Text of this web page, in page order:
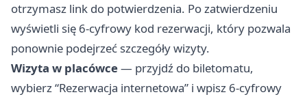
otrzymasz link do potwierdzenia. Po zatwierdzeniu
wyświetli się 6-cyfrowy kod rezerwacji, który pozwala
ponownie podejrzeć szczegóły wizyty.
Wizyta w placówce— przyjdź do biletomatu,
wybierz “Rezerwacja internetowa” i wpisz 6-cyfrowy